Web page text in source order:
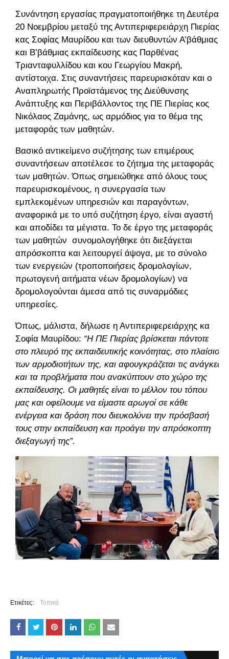
Συνάντηση εργασίας πραγματοποιήθηκε τη Δευτέρα
20 Νοεμβρίου μεταξύ της Αντιπεριφερειάρχη Πιερίας
κας Σοφίας Μαυρίδου και των διευθυντών Α’βάθμιας
και Β’βάθμιας εκπαίδευσης κας Παρθένας
Τριανταφυλλίδου και κου Γεωργίου Μακρή,
αντίστοιχα. Στις συναντήσεις παρευρισκόταν και ο
Αναπληρωτής Προϊστάμενος της Διεύθυνσης
Ανάπτυξης και Περιβάλλοντος της ΠΕ Πιερίας κος
Νικόλαος Ζαμάνης, ως αρμόδιος για το θέμα της
μεταφοράς των μαθητών.
Βασικό αντικείμενο συζήτησης των επιμέρους
συναντήσεων αποτέλεσε το ζήτημα της μεταφοράς
των μαθητών. Όπως σημειώθηκε από όλους τους
παρευρισκομένους, η συνεργασία των
εμπλεκομένων υπηρεσιών και παραγόντων,
αναφορικά με το υπό συζήτηση έργο, είναι αγαστή
και αποδίδει τα μέγιστα. Το δε έργο της μεταφοράς
των μαθητών συνομολογήθηκε ότι διεξάγεται
απρόσκοπτα και λειτουργεί άψογα, με το σύνολο
των ενεργειών (τροποποιήσεις δρομολογίων,
πρωτογενή αιτήματα νέων δρομολογίων) να
δρομολογούνται άμεσα από τις συναρμόδιες
υπηρεσίες.
Όπως, μάλιστα, δήλωσε η Αντιπεριφερειάρχης κα
Σοφία Μαυρίδου: “Η ΠΕ Πιερίας βρίσκεται πάντοτε
στο πλευρό της εκπαιδευτικής κοινότητας, στο πλαίσιο
των αρμοδιοτήτων της, και αφουγκράζεται τις ανάγκες
και τα προβλήματα που ανακύπτουν στο χώρο της
εκπαίδευσης. Οι μαθητές είναι το μέλλον του τόπου
μας και οφείλουμε να είμαστε αρωγοί σε κάθε
ενέργεια και δράση που διευκολύνει την πρόσβασή
τους στην εκπαίδευση και προάγει την απρόσκοπτη
διεξαγωγή της”.
Ετικέτες: Τοπικά